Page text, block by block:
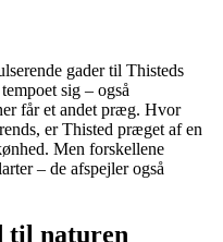
gader til Thisteds
sig – også
får et andet præg. Hvor
er Thisted præget af en
Men forskellene
– de afspejler også
til naturen